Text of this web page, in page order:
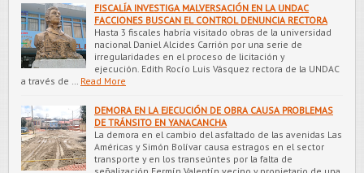
FISCALÍA INVESTIGA MALVERSACIÓN EN LA UNDAC
FACCIONES BUSCAN EL CONTROL DENUNCIA RECTORA
Hasta 3 fiscales habría visitado obras de la universidad
nacional Daniel Alcides Carrión por una serie de
irregularidades en el proceso de licitación y
ejecución. Edith Rocío Luis Vásquez rectora de la UNDAC
a través de …
Read More
DEMORA EN LA EJECUCIÓN DE OBRA CAUSA PROBLEMAS
DE TRÁNSITO EN YANACANCHA
La demora en el cambio del asfaltado de las avenidas Las
Américas y Simón Bolívar causa estragos en el sector
transporte y en los transeúntes por la falta de
señalización.Fermín Valentín vecino y propietario de una